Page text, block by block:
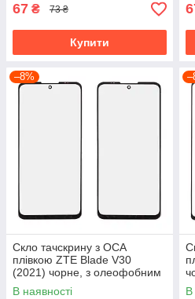
67 ₴ 73 ₴
Купити
–8%
Скло тачскрину з OCA
плівкою ZTE Blade V30
(2021) чорне, з олеофобним
покриттям, загартоване
В наявності В